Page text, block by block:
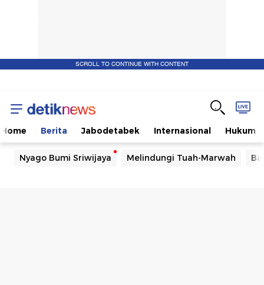
SCROLL TO CONTINUE WITH CONTENT
Home Berita Jabodetabek Internasional Hukum
Nyago Bumi Sriwijaya Melindungi Tuah-Marwah